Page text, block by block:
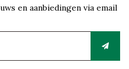
en aanbiedingen via email